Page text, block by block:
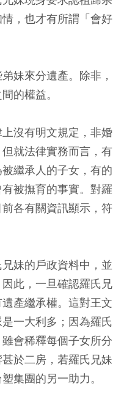
，也才有所謂「會好
妹來分遺產。除非，
的權益。
沒有明文規定，非婚
就法律實務而言，有
繼承人的子女，有的
被撫育的事實。對羅
各有關資訊顯示，符
妹的戶政資料中，並
此，一旦確認羅氏兄
產繼承權。這對王文
一大利多；因為羅氏
會稀釋每個子女所分
於二房，若羅氏兄妹
集團的另一助力。